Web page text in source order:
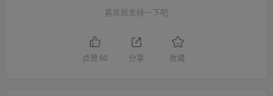
喜欢就支持一下吧
点赞 60 分享 收藏